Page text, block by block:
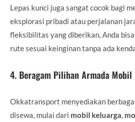
Lepas kunci juga sangat cocok bagi
eksplorasi pribadi atau perjalanan
fleksibilitas yang diberikan, Anda
rute sesuai keinginan tanpa ada
4. Beragam Pilihan Armada Mobil
Okkatransport menyediakan
disewa, mulai dari mobil keluarga